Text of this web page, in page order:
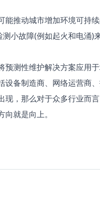
推动城市增加环境可持续
小故障(例如起火和电涌)
预测性维护解决方案应用
设备制造商、网络运营商
现，那么对于众多行业而
就是向上。